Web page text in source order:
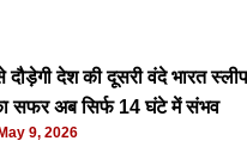
देश की दूसरी वंदे भारत
सफर अब सिर्फ 14 घंटे में संभव
9, 2026